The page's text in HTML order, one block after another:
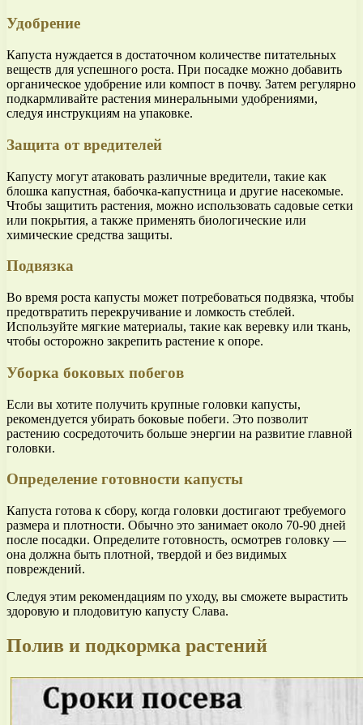
Удобрение
Капуста нуждается в достаточном количестве питательных
веществ для успешного роста. При посадке можно добавить
органическое удобрение или компост в почву. Затем регулярно
подкармливайте растения минеральными удобрениями,
следуя инструкциям на упаковке.
Защита от вредителей
Капусту могут атаковать различные вредители, такие как
блошка капустная, бабочка-капустница и другие насекомые.
Чтобы защитить растения, можно использовать садовые сетки
или покрытия, а также применять биологические или
химические средства защиты.
Подвязка
Во время роста капусты может потребоваться подвязка, чтобы
предотвратить перекручивание и ломкость стеблей.
Используйте мягкие материалы, такие как веревку или ткань,
чтобы осторожно закрепить растение к опоре.
Уборка боковых побегов
Если вы хотите получить крупные головки капусты,
рекомендуется убирать боковые побеги. Это позволит
растению сосредоточить больше энергии на развитие главной
головки.
Определение готовности капусты
Капуста готова к сбору, когда головки достигают требуемого
размера и плотности. Обычно это занимает около 70-90 дней
после посадки. Определите готовность, осмотрев головку —
она должна быть плотной, твердой и без видимых
повреждений.
Следуя этим рекомендациям по уходу, вы сможете вырастить
здоровую и плодовитую капусту Слава.
Полив и подкормка растений